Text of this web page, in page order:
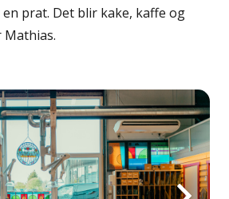
prat. Det blir kake, kaffe og
Mathias.